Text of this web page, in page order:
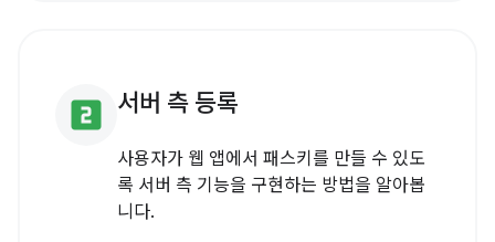
looks_two 서버 측 등록
사용자가 웹 앱에서 패스키를 만들 수 있도
록 서버 측 기능을 구현하는 방법을 알아봅
니다.